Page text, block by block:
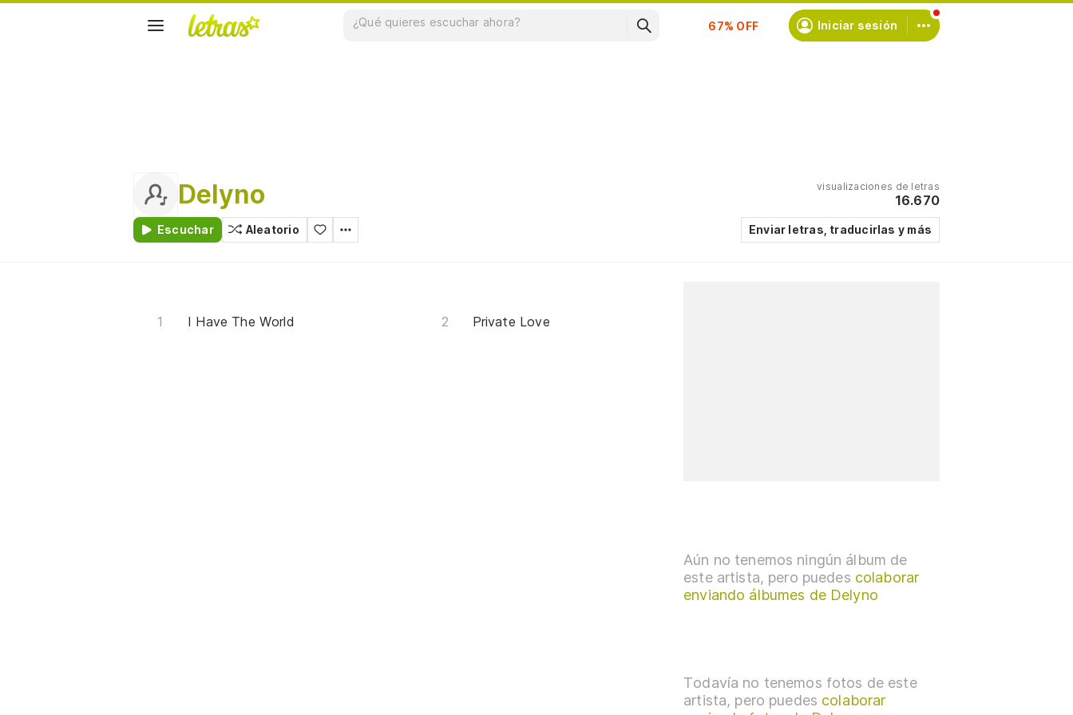
Suscríbete Iniciar sesión
Delyno
Escuchar Aleatorio
visualizaciones de letras
16.670
Enviar letras, traducirlas y más
I Have The World Private Love
Aún no tenemos ningún álbum de
este artista, pero puedes colaborar
enviando álbumes de Delyno
Todavía no tenemos fotos de este
artista, pero puedes colaborar